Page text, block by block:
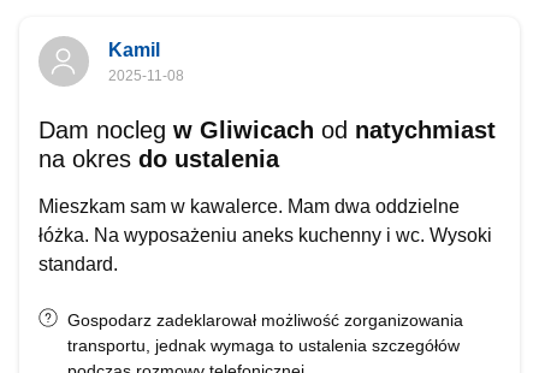
Kamil
2025-11-08
Dam nocleg w Gliwicach od natychmiast
na okres do ustalenia
Mieszkam sam w kawalerce. Mam dwa oddzielne
łóżka. Na wyposażeniu aneks kuchenny i wc. Wysoki
standard.
Gospodarz zadeklarował możliwość zorganizowania
transportu, jednak wymaga to ustalenia szczegółów